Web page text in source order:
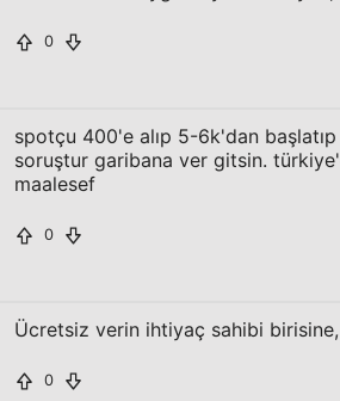
0
spotçu 400'e alıp 5-6k'dan
soruştur garibana ver gitsin.
maalesef
0
Ücretsiz verin ihtiyaç sahibi
0